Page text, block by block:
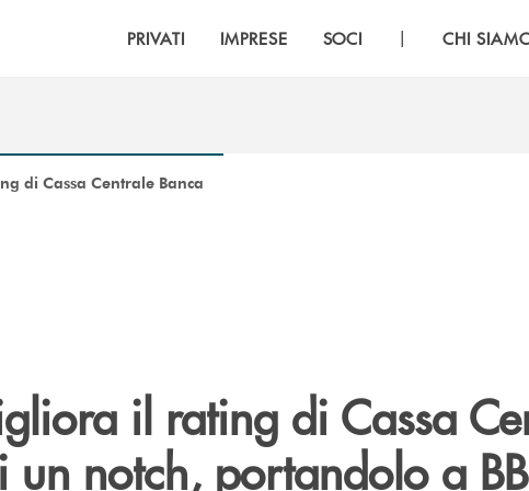
PRIVATI IMPRESE SOCI | CHI
di Cassa Centrale Banca
il rating di Cassa
un notch, portandolo a